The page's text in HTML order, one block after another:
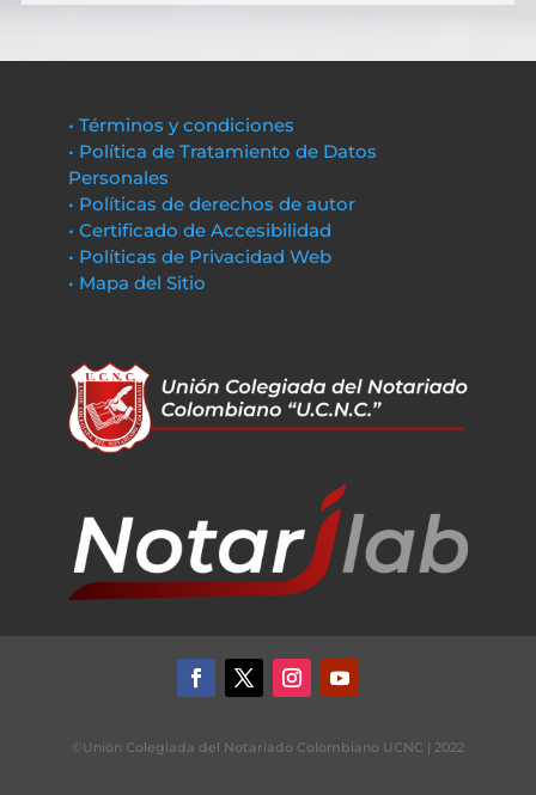
• Términos y condiciones
• Política de Tratamiento de Datos
Personales
• Políticas de derechos de autor
• Certificado de Accesibilidad
• Políticas de Privacidad Web
• Mapa del Sitio
©Unión Colegiada del Notariado Colombiano UCNC | 2022